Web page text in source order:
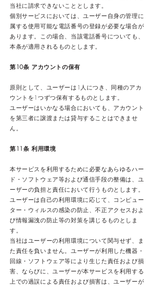
当社に請求できないこととします。
個別サービスにおいては、ユーザー自身の管理に
属する使用可能な電話番号の登録が必要な場合が
あります。この場合、当該電話番号についても、
本条が適用されるものとします。
第10条 アカウントの保有
原則として、ユーザーは1人につき、同種のアカ
ウントを1つずつ保有するものとします。
ユーザーはいかなる場合においても、アカウント
を第三者に譲渡または貸与することはできませ
ん。
第11条 利用環境
本サービスを利用するために必要なあらゆるハー
ド・ソフトウェア等および通信手段の整備は、ユ
ーザーの負担と責任において行うものとします。
ユーザーは自己の利用環境に応じて、コンピュー
ター・ウィルスの感染の防止、不正アクセスおよ
び情報漏洩の防止等の対策を講じるものとしま
す。
当社はユーザーの利用環境について関与せず、ま
た責任を負いません。ユーザーが利用した機器・
回線・ソフトウェア等により生じた責任および損
害、ならびに、ユーザーが本サービスを利用する
上での過誤による責任および損害は、ユーザーが